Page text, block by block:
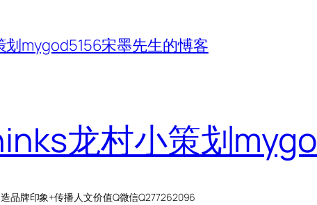
mygod5156宋墨先生的愽客
龙村小策划
品牌印象+传播人文价值Q微信Q277262096